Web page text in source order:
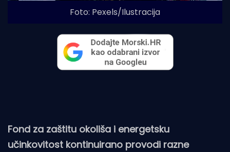
Foto: Pexels/Ilustracija
Fond za zaštitu okoliša i energetsku
učinkovitost kontinuirano provodi razne